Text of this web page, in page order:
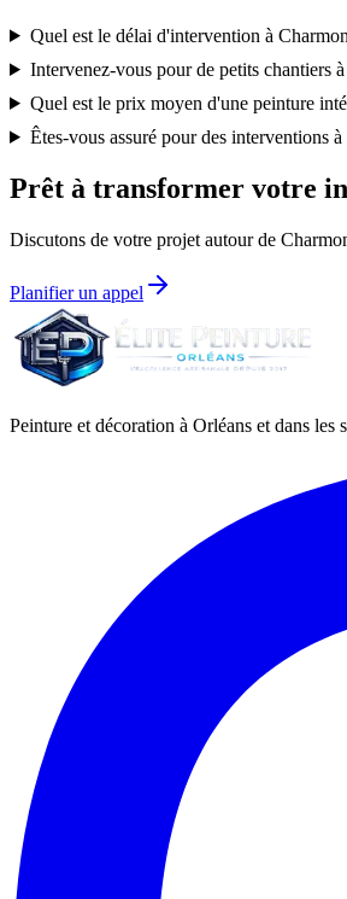
Quel est le délai d'intervention à
Intervenez-vous pour de petits chantiers
Quel est le prix moyen d'une peinture
Êtes-vous assuré pour des interventions
Prêt à transformer votre
Discutons de votre projet autour de
Planifier un appel
Peinture et décoration à Orléans et dans les